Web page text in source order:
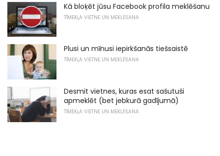
Kā bloķēt jūsu Facebook profila meklēšanu
TĪMEKĻA VIETNE UN MEKLĒŠANA
Plusi un mīnusi iepirkšanās tiešsaistē
TĪMEKĻA VIETNE UN MEKLĒŠANA
Desmit vietnes, kuras esat sašutuši
apmeklēt (bet jebkurā gadījumā)
TĪMEKĻA VIETNE UN MEKLĒŠANA